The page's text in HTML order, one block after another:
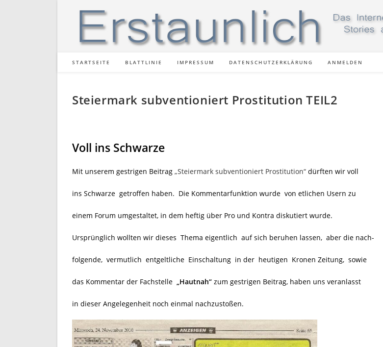
STARTSEITE BLATTLINIE IMPRESSUM DATENSCHUTZERKLÄRUNG ANMELDEN
Steiermark subventioniert Prostitution TEIL2
Voll ins Schwarze
Mit unserem gestrigen Beitrag „Steiermark subventioniert Prostitution“ dürften wir voll
ins Schwarze getroffen haben. Die Kommentarfunktion wurde von etlichen Usern zu
einem Forum umgestaltet, in dem heftig über Pro und Kontra diskutiert wurde.
Ursprünglich wollten wir dieses Thema eigentlich auf sich beruhen lassen, aber die nach-
folgende, vermutlich entgeltliche Einschaltung in der heutigen Kronen Zeitung, sowie
das Kommentar der Fachstelle „Hautnah“ zum gestrigen Beitrag, haben uns veranlasst
in dieser Angelegenheit noch einmal nachzustoßen.